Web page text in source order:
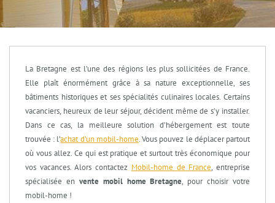
La Bretagne est l’une des régions les plus sollicitées de France.
Elle plaît énormément grâce à sa nature exceptionnelle, ses
bâtiments historiques et ses spécialités culinaires locales. Certains
vacanciers, heureux de leur séjour, décident même de s’y installer.
Dans ce cas, la meilleure solution d’hébergement est toute
trouvée : l’achat d’un mobil-home. Vous pouvez le déplacer partout
où vous allez. Ce qui est pratique et surtout très économique pour
vos vacances. Alors contactez Mobil-home de France, entreprise
spécialisée en vente mobil home Bretagne, pour choisir votre
mobil-home !